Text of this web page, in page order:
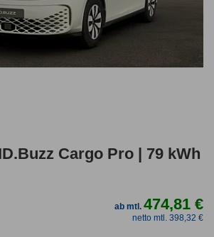
Cargo Pro | 79 kWh
ab mtl.474,81 €
netto mtl. 398,32 €